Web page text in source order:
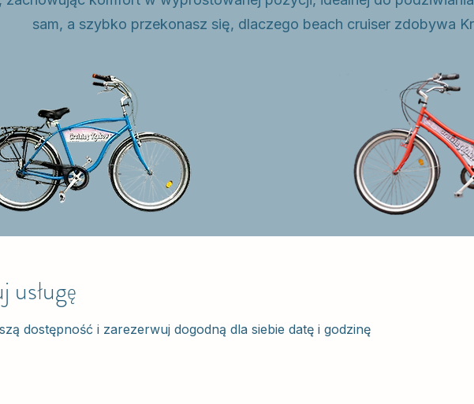
sam, a szybko przekonasz się, dlaczego beach cruiser zdobywa
usługę
dostępność i zarezerwuj dogodną dla siebie datę i godzinę